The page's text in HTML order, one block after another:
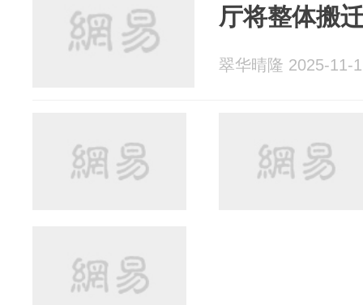
厅将整体搬
翠华晴隆 2025-11-